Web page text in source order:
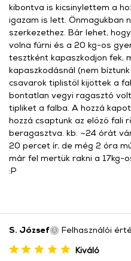
kibontva is kicsinylettem a
igazam is lett. Önmagukban
szerkezethez. Bár lehet,
volna fúrni és a 20 kg-os
tesztként kapaszkodjon fek,
kapaszkodásnál (nem
csavarok tiplistől kijöttek a
bontatlan vegyi ragasztó
tipliket a falba. A hozzá
hozzá csaptunk az előző fali
beragasztva. kb. ~24 órát
20 percet ír, de még 2 óra
már fel mertük rakni a 17kg-
:P
S. József Felhasználói
Kiváló